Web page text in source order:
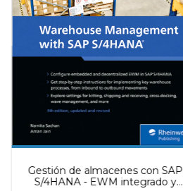
Gestión de almacenes con SAP
S/4HANA - EWM integrado y